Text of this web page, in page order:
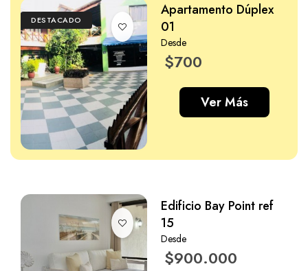
DESTACADO
Apartamento Dúplex
01
Desde
$700
Ver Más
Edificio Bay Point ref
15
Desde
$900.000